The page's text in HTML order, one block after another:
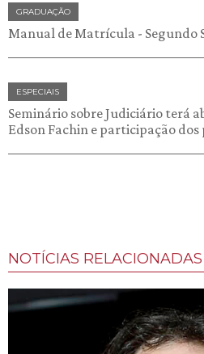
GRADUAÇÃO
Manual de Matrícula - Segundo
ESPECIAIS
Seminário sobre Judiciário terá
Edson Fachin e participação dos
NOTÍCIAS RELACIONADAS